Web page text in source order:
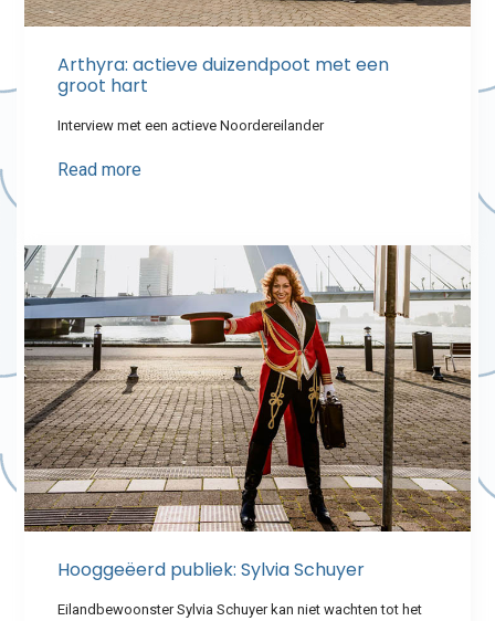
Arthyra: actieve duizendpoot met een
groot hart
Interview met een actieve Noordereilander
Read more
Hooggeëerd publiek: Sylvia Schuyer
Eilandbewoonster Sylvia Schuyer kan niet wachten tot het